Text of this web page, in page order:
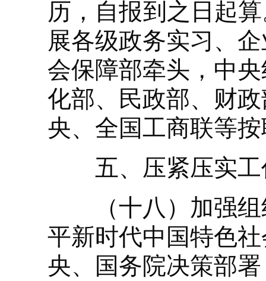
历，自报到之日起
展各级政务实习、
会保障部牵头，中
化部、民政部、财
央、全国工商联等
五、压紧压实工
（十八）加强组
平新时代中国特色
央、国务院决策部